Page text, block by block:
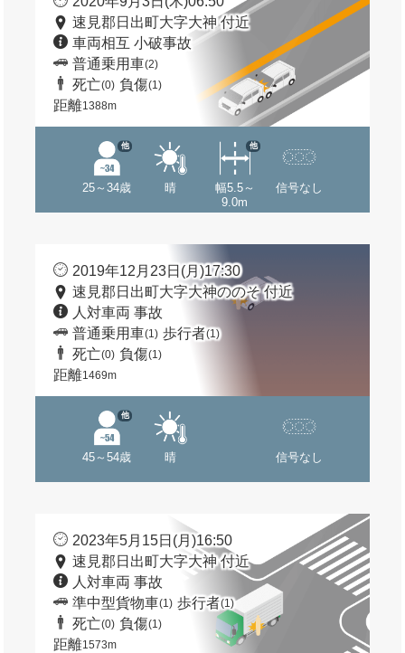
速見郡日出町大字大神 付近
車両相互 小破事故
普通乗用車(2)
死亡(0) 負傷(1)
距離1388m
25～34歳
他
晴
幅5.5～
9.0m
他
信号なし
2019年12月23日(月)17:30
速見郡日出町大字大神ののそ 付近
人対車両 事故
普通乗用車(1) 歩行者(1)
死亡(0) 負傷(1)
距離1469m
45～54歳
他
晴 信号なし
2023年5月15日(月)16:50
速見郡日出町大字大神 付近
人対車両 事故
準中型貨物車(1) 歩行者(1)
死亡(0) 負傷(1)
距離1573m